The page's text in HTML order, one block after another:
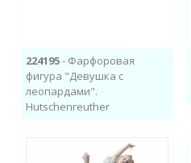
224195- Фарфоровая
фигура "Девушка с
леопардами​".
Hutschenreuther